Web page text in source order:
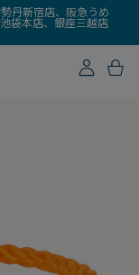
丹新宿店、阪急うめ
袋本店、銀座三越店